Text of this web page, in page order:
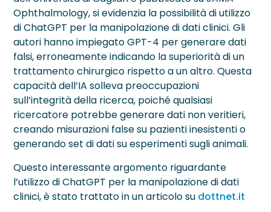
Ophthalmology, si evidenzia la possibilità di utilizzo
di ChatGPT per la manipolazione di dati clinici. Gli
autori hanno impiegato GPT-4 per generare dati
falsi, erroneamente indicando la superiorità di un
trattamento chirurgico rispetto a un altro. Questa
capacità dell’IA solleva preoccupazioni
sull’integrità della ricerca, poiché qualsiasi
ricercatore potrebbe generare dati non veritieri,
creando misurazioni false su pazienti inesistenti o
generando set di dati su esperimenti sugli animali.
Questo interessante argomento riguardante
l’utilizzo di ChatGPT per la manipolazione di dati
clinici, è stato trattato in un articolo su dottnet.it
Maculopatie
Occhio Secco
Retinopatie ›
Neurite Ottica
OCT – Segmento Posteriore
OCT – Segmento Anteriore
Pachimetria
Pupillometria
Tonometria
Topografia Corneale